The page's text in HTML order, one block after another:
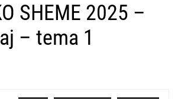
SHEME 2025 –
– tema 1